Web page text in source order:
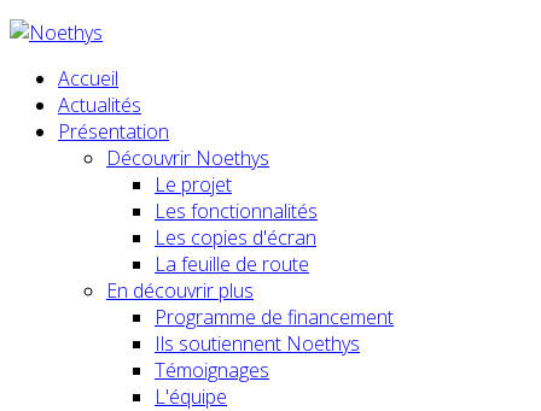
Accueil
Actualités
Présentation
Découvrir Noethys
Le projet
Les fonctionnalités
Les copies d'écran
La feuille de route
En découvrir plus
Programme de financement
Ils soutiennent Noethys
Témoignages
L'équipe